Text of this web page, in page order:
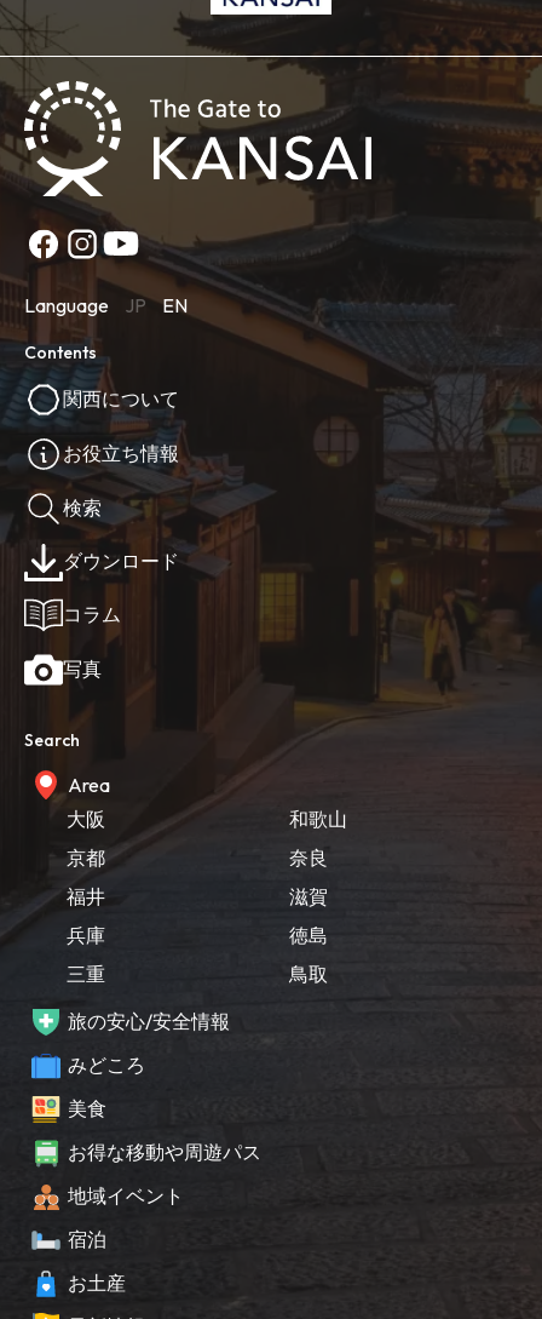
Language JP EN
Contents
関西について
お役立ち情報
検索
ダウンロード
コラム
写真
Search
Area
大阪
京都
福井
兵庫
三重
和歌山
奈良
滋賀
徳島
鳥取
旅の安心/安全情報
みどころ
美食
お得な移動や周遊パス
地域イベント
宿泊
お土産